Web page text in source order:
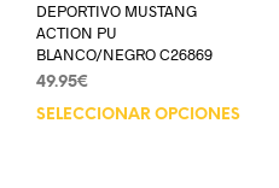
DEPORTIVO MUSTANG
ACTION PU
BLANCO/NEGRO C26869
49.95€
SELECCIONAR OPCIONES